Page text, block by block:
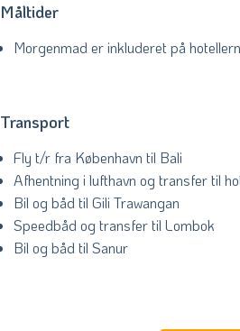
Måltider
Morgenmad er inkluderet på
Transport
Fly t/r fra København til Bali
Afhentning i lufthavn og transfer til
Bil og båd til Gili Trawangan
Speedbåd og transfer til Lombok
Bil og båd til Sanur